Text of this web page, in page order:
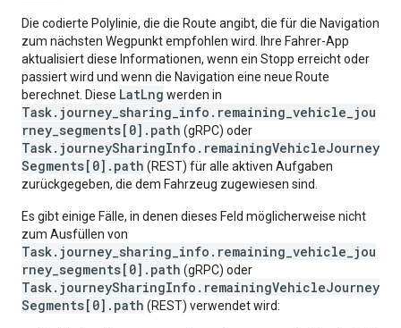
Die codierte Polylinie, die die Route angibt, die für die Navigation
zum nächsten Wegpunkt empfohlen wird. Ihre Fahrer-App
aktualisiert diese Informationen, wenn ein Stopp erreicht oder
passiert wird und wenn die Navigation eine neue Route
berechnet. Diese LatLng werden in
Task.journey_sharing_info.remaining_vehicle_jou
rney_segments[0].path (gRPC) oder
Task.journeySharingInfo.remainingVehicleJourney
Segments[0].path (REST) für alle aktiven Aufgaben
zurückgegeben, die dem Fahrzeug zugewiesen sind.
Es gibt einige Fälle, in denen dieses Feld möglicherweise nicht
zum Ausfüllen von
Task.journey_sharing_info.remaining_vehicle_jou
rney_segments[0].path (gRPC) oder
Task.journeySharingInfo.remainingVehicleJourney
Segments[0].path (REST) verwendet wird: